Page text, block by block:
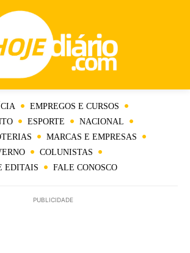
EMPREGOS E CURSOS
ESPORTE
NACIONAL
MARCAS E EMPRESAS
COLUNISTAS
EDITAIS
FALE CONOSCO
PUBLICIDADE